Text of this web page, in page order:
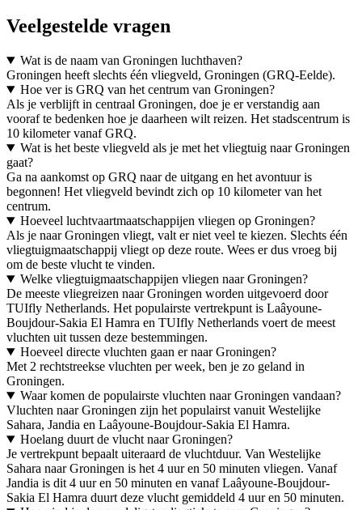
Veelgestelde vragen
Wat is de naam van Groningen luchthaven?
Groningen heeft slechts één vliegveld, Groningen (GRQ-Eelde).
Hoe ver is GRQ van het centrum van Groningen?
Als je verblijft in centraal Groningen, doe je er verstandig aan
vooraf te bedenken hoe je daarheen wilt reizen. Het stadscentrum is
10 kilometer vanaf GRQ.
Wat is het beste vliegveld als je met het vliegtuig naar Groningen
gaat?
Ga na aankomst op GRQ naar de uitgang en het avontuur is
begonnen! Het vliegveld bevindt zich op 10 kilometer van het
centrum.
Hoeveel luchtvaartmaatschappijen vliegen op Groningen?
Als je naar Groningen vliegt, valt er niet veel te kiezen. Slechts één
vliegtuigmaatschappij vliegt op deze route. Wees er dus vroeg bij
om de beste vlucht te vinden.
Welke vliegtuigmaatschappijen vliegen naar Groningen?
De meeste vliegreizen naar Groningen worden uitgevoerd door
TUIfly Netherlands. Het populairste vertrekpunt is Laâyoune-
Boujdour-Sakia El Hamra en TUIfly Netherlands voert de meest
vluchten uit tussen deze bestemmingen.
Hoeveel directe vluchten gaan er naar Groningen?
Met 2 rechtstreekse vluchten per week, ben je zo geland in
Groningen.
Waar komen de populairste vluchten naar Groningen vandaan?
Vluchten naar Groningen zijn het populairst vanuit Westelijke
Sahara, Jandia en Laâyoune-Boujdour-Sakia El Hamra.
Hoelang duurt de vlucht naar Groningen?
Je vertrekpunt bepaalt uiteraard de vluchtduur. Van Westelijke
Sahara naar Groningen is het 4 uur en 50 minuten vliegen. Vanaf
Jandia is dit 4 uur en 50 minuten en vanaf Laâyoune-Boujdour-
Sakia El Hamra duurt deze vlucht gemiddeld 4 uur en 50 minuten.